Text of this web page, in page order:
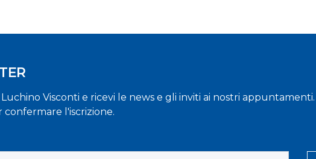
Visconti e ricevi le news e gli inviti ai nostri appuntamenti.
l'iscrizione.